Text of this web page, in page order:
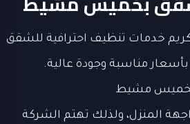
خدمات تنظيف احترافية للشقق
مناسبة وجودة عالية.
مشيط
المنزل، ولذلك تهتم الشركة